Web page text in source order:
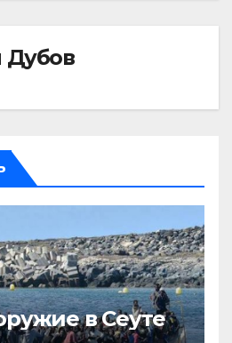
Дубов
в Сеуте